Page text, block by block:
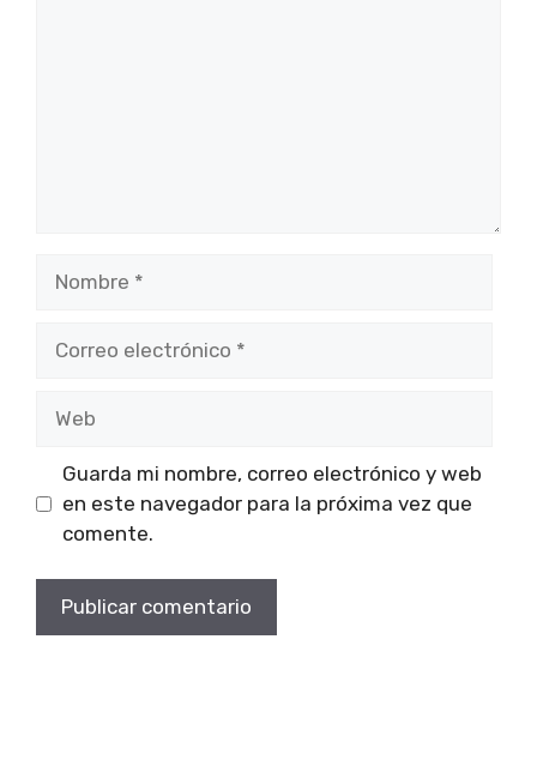
electrónico
Guarda mi nombre, correo electrónico y web
en este navegador para la próxima vez que
comente.